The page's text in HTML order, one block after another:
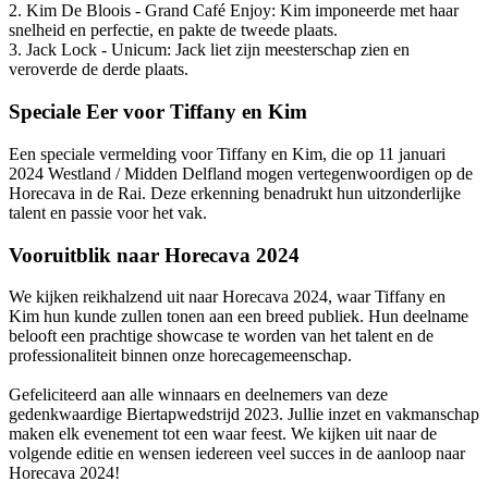
2. Kim De Bloois - Grand Café Enjoy: Kim imponeerde met haar
snelheid en perfectie, en pakte de tweede plaats.
3. Jack Lock - Unicum: Jack liet zijn meesterschap zien en
veroverde de derde plaats.
Speciale Eer voor Tiffany en Kim
Een speciale vermelding voor Tiffany en Kim, die op 11 januari
2024 Westland / Midden Delfland mogen vertegenwoordigen op de
Horecava in de Rai. Deze erkenning benadrukt hun uitzonderlijke
talent en passie voor het vak.
Vooruitblik naar Horecava 2024
We kijken reikhalzend uit naar Horecava 2024, waar Tiffany en
Kim hun kunde zullen tonen aan een breed publiek. Hun deelname
belooft een prachtige showcase te worden van het talent en de
professionaliteit binnen onze horecagemeenschap.
Gefeliciteerd aan alle winnaars en deelnemers van deze
gedenkwaardige Biertapwedstrijd 2023. Jullie inzet en vakmanschap
maken elk evenement tot een waar feest. We kijken uit naar de
volgende editie en wensen iedereen veel succes in de aanloop naar
Horecava 2024!